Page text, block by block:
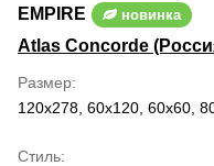
EMPIRE новинка
Atlas Concorde
Размер
120x278, 60x120, 60x60,
Стиль